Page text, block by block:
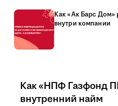
Как «Ак Барс Дом»
внутри компании
Как «НПФ Газфонд
внутренний найм